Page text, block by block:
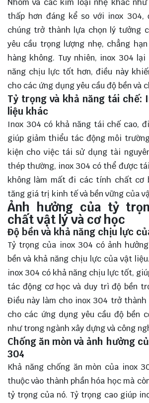
Nhôm và các kim loại nhẹ khác
thấp hơn đáng kể so với inox 304,
chúng trở thành lựa chọn lý tưởng
yêu cầu trọng lượng nhẹ, chẳng
hàng không. Tuy nhiên, inox 304
năng chịu lực tốt hơn, điều này
cho các ứng dụng yêu cầu độ bền và
Tỷ trọng và khả năng tái chế:
liệu khác
Inox 304 có khả năng tái chế cao,
giúp giảm thiểu tác động môi
kiện cho việc tái sử dụng tài
thép thường, inox 304 có thể được
không làm mất đi các tính chất cơ
tăng giá trị kinh tế và bền vững của
Ảnh hưởng của tỷ
chất vật lý và cơ học
Độ bền và khả năng chịu lực
Tỷ trọng của inox 304 có ảnh
bền và khả năng chịu lực của vật
inox 304 có khả năng chịu lực tốt,
tác động cơ học và duy trì độ bền
Điều này làm cho inox 304 trở
cho các ứng dụng yêu cầu độ bền
như trong ngành xây dựng và công
Chống ăn mòn và ảnh hưởng
304
Khả năng chống ăn mòn của inox
thuộc vào thành phần hóa học mà
tỷ trọng của nó. Tỷ trọng cao giúp